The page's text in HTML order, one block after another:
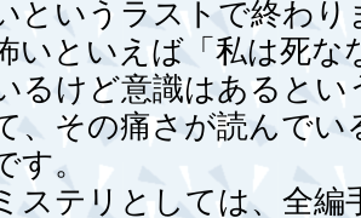
というラストで終わり
いといえば「私は死な
るけど意識はあると
、その痛さが読んで
す。
ステリとしては、全編